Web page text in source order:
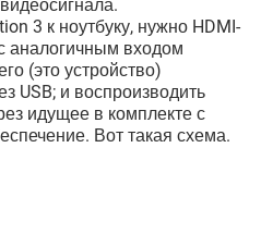
3 к ноутбуку, нужно HDMI-
аналогичным входом
(это устройство)
USB; и воспроизводить
идущее в комплекте с
Вот такая схема.